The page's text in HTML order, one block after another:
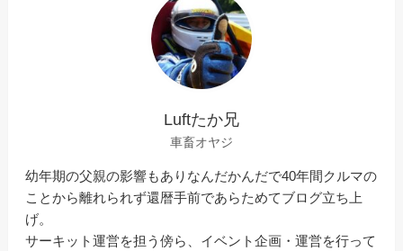
Luftたか兄
車畜オヤジ
幼年期の父親の影響もありなんだかんだで40年間クルマの
ことから離れられず還暦手前であらためてブログ立ち上
げ。
サーキット運営を担う傍ら、イベント企画・運営を行って